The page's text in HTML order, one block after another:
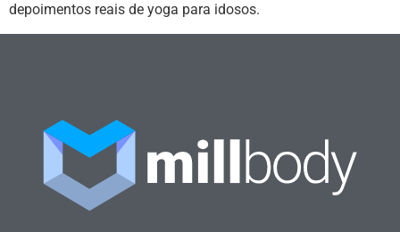
depoimentos reais de yoga para idosos.